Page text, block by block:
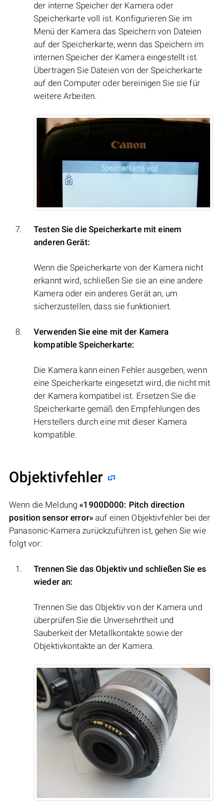
der interne Speicher der Kamera oder
Speicherkarte voll ist. Konfigurieren Sie im
Menü der Kamera das Speichern von Dateien
auf der Speicherkarte, wenn das Speichern im
internen Speicher der Kamera eingestellt ist.
Übertragen Sie Dateien von der Speicherkarte
auf den Computer oder bereinigen Sie sie für
weitere Arbeiten.
Testen Sie die Speicherkarte mit einem
anderen Gerät:
Wenn die Speicherkarte von der Kamera nicht
erkannt wird, schließen Sie sie an eine andere
Kamera oder ein anderes Gerät an, um
sicherzustellen, dass sie funktioniert.
Verwenden Sie eine mit der Kamera
kompatible Speicherkarte:
Die Kamera kann einen Fehler ausgeben, wenn
eine Speicherkarte eingesetzt wird, die nicht mit
der Kamera kompatibel ist. Ersetzen Sie die
Speicherkarte gemäß den Empfehlungen des
Herstellers durch eine mit dieser Kamera
kompatible.
Objektivfehler
Wenn die Meldung«1900D000: Pitch direction
position sensor error»auf einen Objektivfehler bei der
Panasonic-Kamera zurückzuführen ist, gehen Sie wie
folgt vor:
Trennen Sie das Objektiv und schließen Sie es
wieder an:
Trennen Sie das Objektiv von der Kamera und
überprüfen Sie die Unversehrtheit und
Sauberkeit der Metallkontakte sowie der
Objektivkontakte an der Kamera.